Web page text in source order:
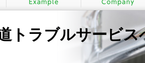
トラブルサービス